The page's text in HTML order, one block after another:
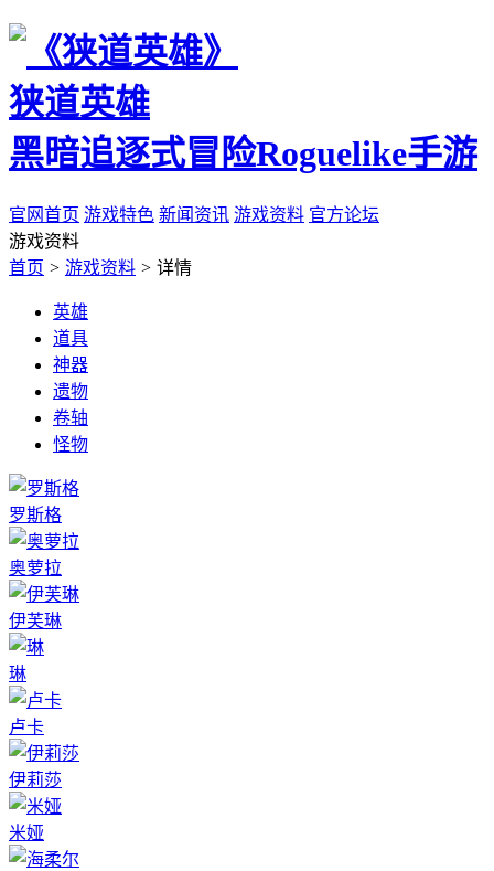
狭道英雄
黑暗追逐式冒险Roguelike手游
官网首页 游戏特色 新闻资讯 游戏资料 官方论坛
游戏资料
首页 > 游戏资料 > 详情
英雄
道具
神器
遗物
卷轴
怪物
罗斯格
奥萝拉
伊芙琳
琳
卢卡
伊莉莎
米娅